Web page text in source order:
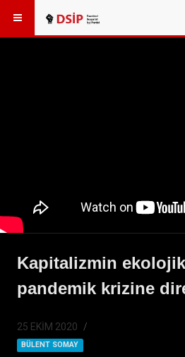
Kapitalizmin
pandemik krizine
25 EKIM 2020
BÜLENT SOMAY